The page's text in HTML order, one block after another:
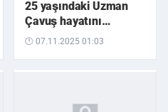
25 yaşındaki Uzman
Çavuş hayatını
kaybetti
🕐 07.11.2025 01:03